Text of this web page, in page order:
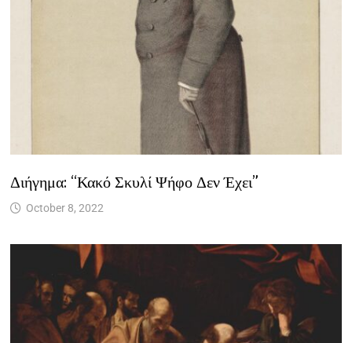
Διήγημα: “Κακό Σκυλί Ψήφο Δεν Έχει”
October 8, 2022